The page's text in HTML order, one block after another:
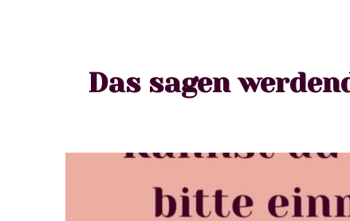
Das sagen